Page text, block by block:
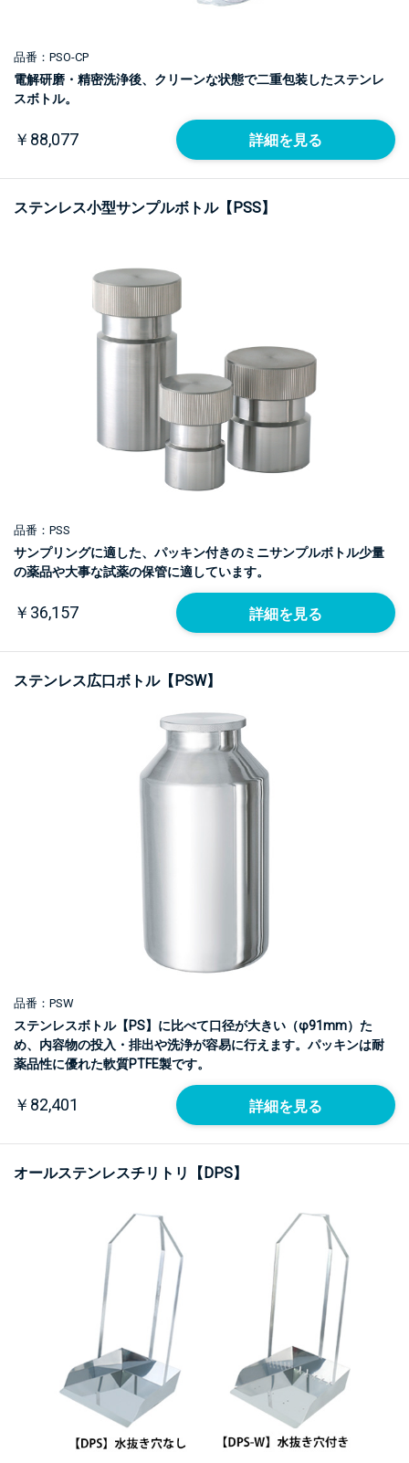
品番：PSO-CP
電解研磨・精密洗浄後、クリーンな状態で二重包装したステンレ
スボトル。
￥88,077 詳細を見る
ステンレス小型サンプルボトル【PSS】
品番：PSS
サンプリングに適した、パッキン付きのミニサンプルボトル少量
の薬品や大事な試薬の保管に適しています。
￥36,157 詳細を見る
ステンレス広口ボトル【PSW】
品番：PSW
ステンレスボトル【PS】に比べて口径が大きい（φ91mm）た
め、内容物の投入・排出や洗浄が容易に行えます。パッキンは耐
薬品性に優れた軟質PTFE製です。
￥82,401 詳細を見る
オールステンレスチリトリ【DPS】